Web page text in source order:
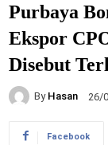
Purbaya
Ekspor
Disebut
By Hasan 26/
Facebook